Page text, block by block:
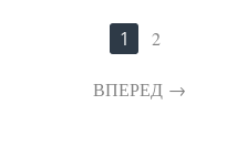
1 2
ВПЕРЕД